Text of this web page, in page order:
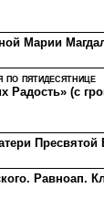
Марии
по пятидесятнице
Радость» (с
Пресвятой
Равноап.